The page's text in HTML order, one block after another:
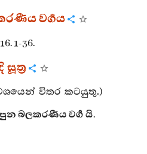
වර්‍ගය
1-36.
සූත්‍ර
වශයෙන් විතර කටයුතු.)
බලකරණීය වර්‍ග යි.